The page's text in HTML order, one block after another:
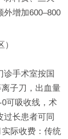
外增加600–800
诊手术室按国
子刀，出血量
可吸收线，术
过长患者可同
际收费：传统